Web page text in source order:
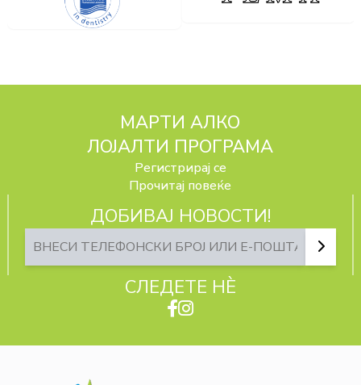
МАРТИ АЛКО
ЛОЈАЛТИ ПРОГРАМА
Регистрирај се
Прочитај повеќе
ДОБИВАЈ НОВОСТИ!
СЛЕДЕТЕ НЀ